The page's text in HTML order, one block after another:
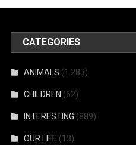
CATEGORIES
ANIMALS (1 283)
CHILDREN (62)
INTERESTING (889)
OUR LIFE (13)